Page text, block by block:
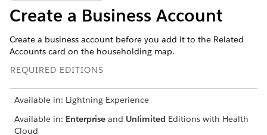
Create a Business Account
Create a business account before you add it to the Related
Accounts card on the householding map.
REQUIRED EDITIONS
Available in: Lightning Experience
Available in: Enterprise and Unlimited Editions with Health
Cloud